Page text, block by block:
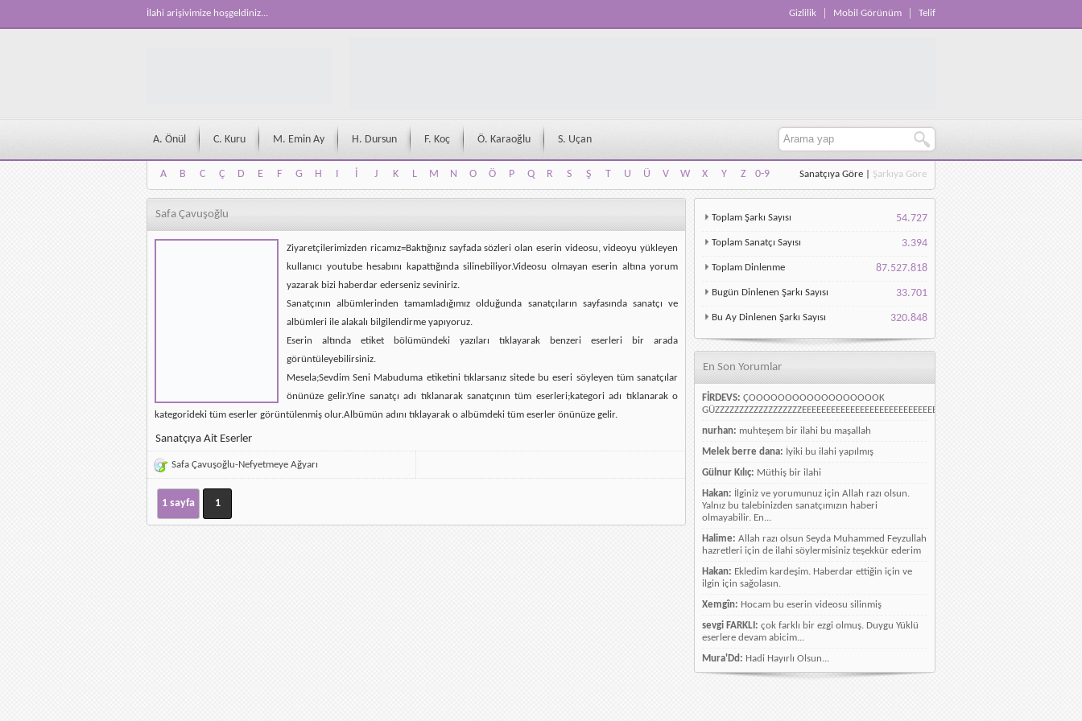
İlahi arişivimize hoşgeldiniz... Gizlilik Mobil Görünüm Telif
A. Önül C. Kuru M. Emin Ay H. Dursun F. Koç Ö. Karaoğlu S. Uçan
A B C Ç D E F G H I İ J K L M N O Ö P Q R S Ş T U Ü V W X Y Z
0-9
A
B C Ç D E F G H I İ J K L M N O Ö P Q R S Ş T U Ü V W X Y Z 0-9
Sanatçıya Göre Şarkıya Göre
Safa Çavuşoğlu
Ziyaretçilerimizden ricamız=Baktığınız sayfada sözleri olan eserin videosu, videoyu yükleyen
kullanıcı youtube hesabını kapattığında silinebiliyor.Videosu olmayan eserin altına yorum
yazarak bizi haberdar ederseniz seviniriz.
Sanatçının albümlerinden tamamladığımız olduğunda sanatçıların sayfasında sanatçı ve
albümleri ile alakalı bilgilendirme yapıyoruz.
Eserin altında etiket bölümündeki yazıları tıklayarak benzeri eserleri bir arada
görüntüleyebilirsiniz.
Mesela;Sevdim Seni Mabuduma etiketini tıklarsanız sitede bu eseri söyleyen tüm sanatçılar
önünüze gelir.Yine sanatçı adı tıklanarak sanatçının tüm eserleri;kategori adı tıklanarak o
kategorideki tüm eserler görüntülenmiş olur.Albümün adını tıklayarak o albümdeki tüm eserler önünüze gelir.
Sanatçıya Ait Eserler
Safa Çavuşoğlu-Nefyetmeye Ağyarı
1 sayfa 1
Toplam Şarkı Sayısı 54.727
Toplam Sanatçı Sayısı 3.394
Toplam Dinlenme 87.527.818
Bugün Dinlenen Şarkı Sayısı 33.701
Bu Ay Dinlenen Şarkı Sayısı 320.848
En Son Yorumlar
FİRDEVS: ÇOOOOOOOOOOOOOOOOOOK
GÜZZZZZZZZZZZZZZZZZZEEEEEEEEEEEEEEEEEEEEEEEEEEEEELLLLLLLLLLLLLLLLLLLLLLLL
nurhan: muhteşem bir ilahi bu maşallah
Melek berre dana: İyiki bu ilahi yapılmış
Gülnur Kılıç: Müthiş bir ilahi
Hakan: İlginiz ve yorumunuz için Allah razı olsun.
Yalnız bu talebinizden sanatçımızın haberi
olmayabilir. En...
Halime: Allah razı olsun Seyda Muhammed Feyzullah
hazretleri için de ilahi söylermisiniz teşekkür ederim
Hakan: Ekledim kardeşim. Haberdar ettiğin için ve
ilgin için sağolasın.
Xemgîn: Hocam bu eserin videosu silinmiş
sevgi FARKLI: çok farklı bir ezgi olmuş. Duygu Yüklü
eserlere devam abicim...
Mura'Dd: Hadi Hayırlı Olsun...